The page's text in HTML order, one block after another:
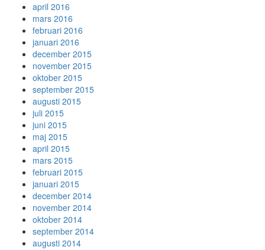
april 2016
mars 2016
februari 2016
januari 2016
december 2015
november 2015
oktober 2015
september 2015
augusti 2015
juli 2015
juni 2015
maj 2015
april 2015
mars 2015
februari 2015
januari 2015
december 2014
november 2014
oktober 2014
september 2014
augusti 2014